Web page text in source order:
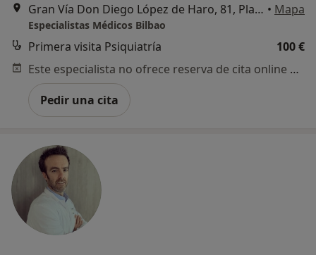
Gran Vía Don Diego López de Haro, 81, Planta 3, Bilbao • Mapa
Especialistas Médicos Bilbao
Primera visita Psiquiatría
100 €
Este especialista no ofrece reserva de cita online en esta dirección.
Pedir una cita